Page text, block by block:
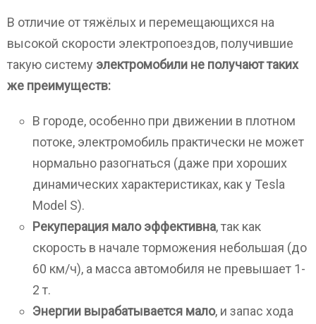
В отличие от тяжёлых и перемещающихся на
высокой скорости электропоездов, получившие
такую систему электромобили не получают таких
же преимуществ:
В городе, особенно при движении в плотном
потоке, электромобиль практически не может
нормально разогнаться (даже при хороших
динамических характеристиках, как у Tesla
Model S).
Рекуперация мало эффективна, так как
скорость в начале торможения небольшая (до
60 км/ч), а масса автомобиля не превышает 1-
2 т.
Энергии вырабатывается мало, и запас хода